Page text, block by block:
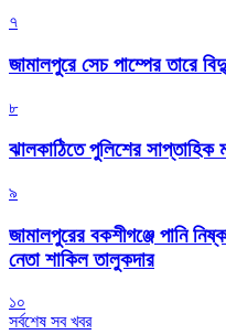
৭
জামালপুরে সেচ পাম্পের তারে
৮
‎ঝালকাঠিতে পুলিশের সাপ্তাহিক
৯
জামালপুরের বকশীগঞ্জে পানি
নেতা শাকিল তালুকদার
১০
সর্বশেষ সব খবর